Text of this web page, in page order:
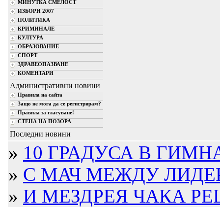
МИНУТКА СМЕЛОСТ
ИЗБОРИ 2007
ПОЛИТИКА
КРИМИНАЛЕ
КУЛТУРА
ОБРАЗОВАНИЕ
СПОРТ
ЗДРАВЕОПАЗВАНЕ
КОМЕНТАРИ
Административни новини
Правила на сайта
Защо не мога да се регистрирам?
Правила за гласуване!
СТЕНА НА ПОЗОРА
Последни новини
» 10 ГРАДУСА В
» С МАЧ МЕЖДУ
» И МЕЗДРЕЯ ЧАКА